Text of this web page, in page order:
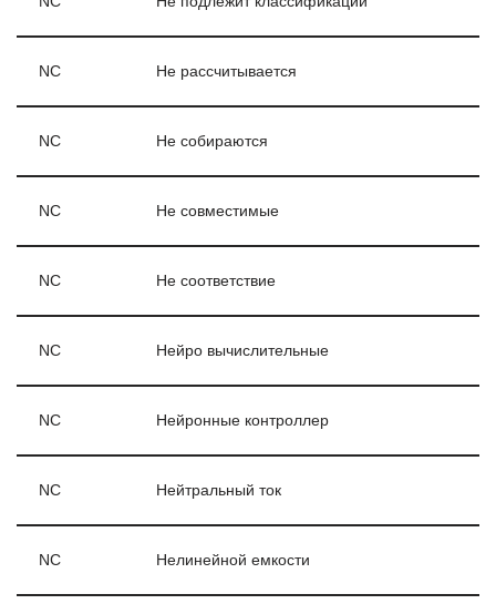
NC Не рассчитывается
NC Не собираются
NC Не совместимые
NC Не соответствие
NC Нейро вычислительные
NC Нейронные контроллер
NC Нейтральный ток
NC Нелинейной емкости